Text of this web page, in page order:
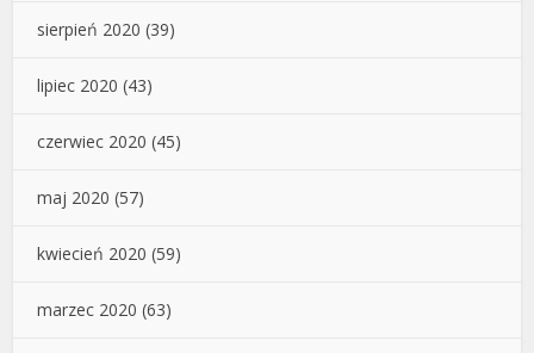
sierpień 2020 (39)
lipiec 2020 (43)
czerwiec 2020 (45)
maj 2020 (57)
kwiecień 2020 (59)
marzec 2020 (63)